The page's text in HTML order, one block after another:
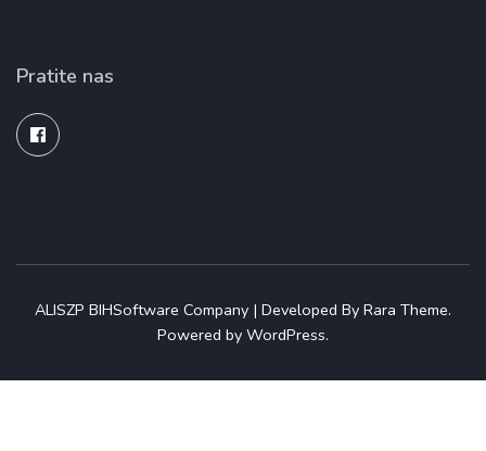
Pratite nas
ALISZP BIHSoftware Company | Developed By Rara Theme.
Powered by WordPress.